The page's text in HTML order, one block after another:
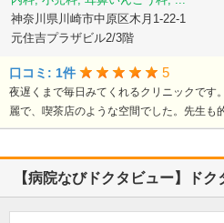
神奈川県川崎市中原区木月1-22-1
元住吉プラザビル2/3階
口コミ: 1件 5
夜遅くまで毎日みてくれるクリニックです
麗で、喫茶店のような空間でした。先生も
【病院なびドクタビュー】ド